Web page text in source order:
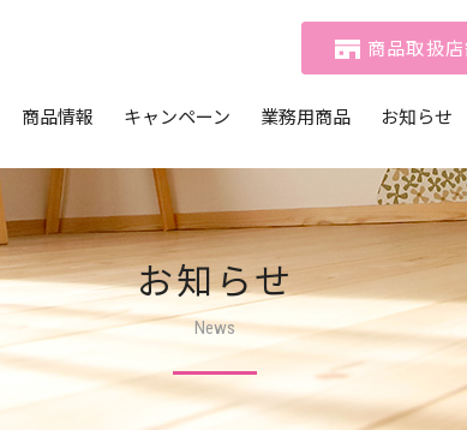
商品取扱
商品情報
動画ギャラリー
キャンペーン
おたのしみマークキャンペーン
おたのしみCLUB
おたのしみCLUBコミュニティ
業務用商品
テイクアウトメニュー
活用例
お知らせ
お知らせ
News